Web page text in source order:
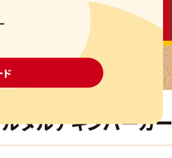
報
タルチキンバーガー